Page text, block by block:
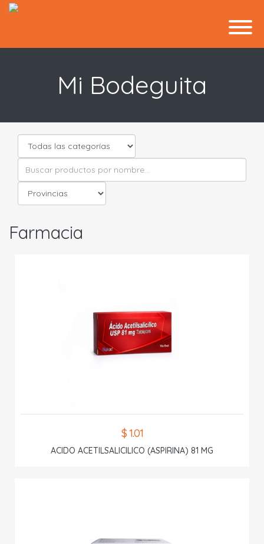
Mi Bodeguita
Farmacia
$ 1.01
ACIDO ACETILSALICILICO (ASPIRINA) 81 MG